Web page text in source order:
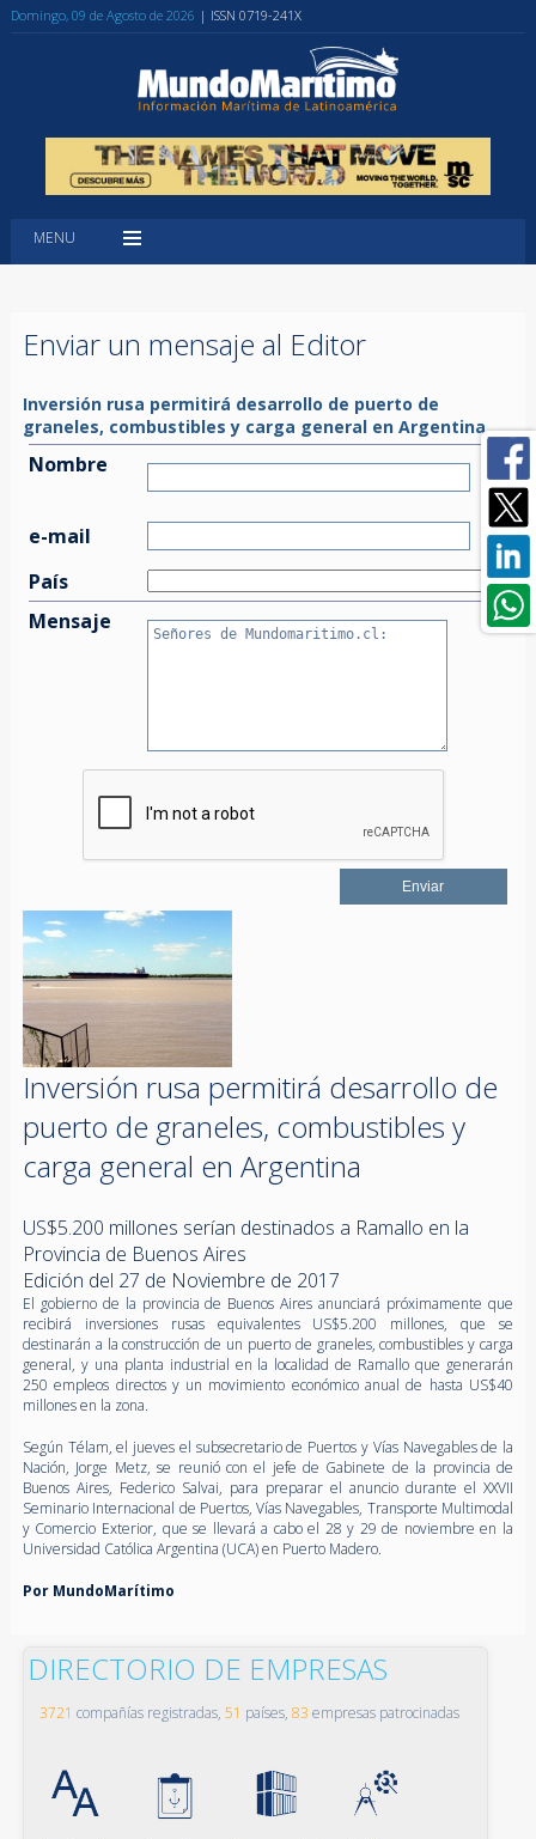
Domingo, 09 de Agosto de 2026 | ISSN 0719-241X
MENU
Enviar un mensaje al Editor
Inversión rusa permitirá desarrollo de puerto de
graneles, combustibles y carga general en Argentina
Nombre
e-mail
País
Mensaje
Inversión rusa permitirá desarrollo de
puerto de graneles, combustibles y
carga general en Argentina
US$5.200 millones serían destinados a Ramallo en la
Provincia de Buenos Aires
Edición del 27 de Noviembre de 2017
El gobierno de la provincia de Buenos Aires anunciará próximamente que
recibirá inversiones rusas equivalentes US$5.200 millones, que se
destinarán a la construcción de un puerto de graneles, combustibles y carga
general, y una planta industrial en la localidad de Ramallo que generarán
250 empleos directos y un movimiento económico anual de hasta US$40
millones en la zona.
Según Télam, el jueves el subsecretario de Puertos y Vías Navegables de la
Nación, Jorge Metz, se reunió con el jefe de Gabinete de la provincia de
Buenos Aires, Federico Salvai, para preparar el anuncio durante el XXVII
Seminario Internacional de Puertos, Vías Navegables, Transporte Multimodal
y Comercio Exterior, que se llevará a cabo el 28 y 29 de noviembre en la
Universidad Católica Argentina (UCA) en Puerto Madero.
Por MundoMarítimo
DIRECTORIO DE EMPRESAS
3721 compañías registradas, 51 países, 83 empresas patrocinadas